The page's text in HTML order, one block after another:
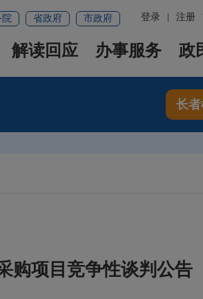
登录 注册
院 省政府 市政府
解读回应 办事服务 政
长
购项目竞争性谈判公告